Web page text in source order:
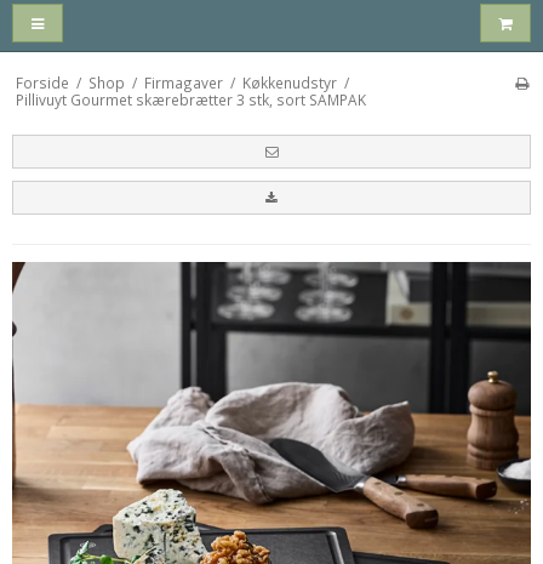
Forside / Shop / Firmagaver / Køkkenudstyr /
Pillivuyt Gourmet skærebrætter 3 stk, sort SAMPAK